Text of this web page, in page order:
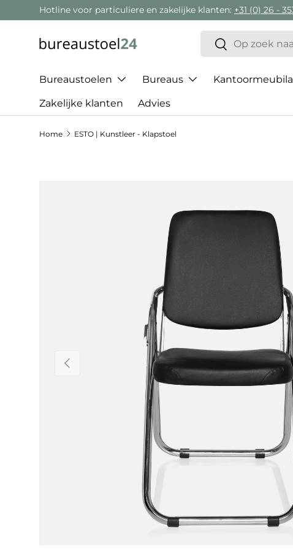
Ga naar inhoud
Hotline voor particuliere en zakelijke klanten: +31 (0) 26 -
Zoeken
Zoeken
Bureaustoelen Bureaus
Zakelijke klanten Advies
Home ESTO | Kunstleer - Klapstoel
Vorige